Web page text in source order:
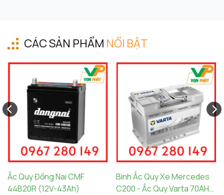
CÁC SẢN PHẨM NỔI BẬT
Ắc Quy Đồng Nai CMF
44B20R (12V-43Ah)
Bình Ắc Quy Xe Mercedes
C200 - Ắc Quy Varta 70AH